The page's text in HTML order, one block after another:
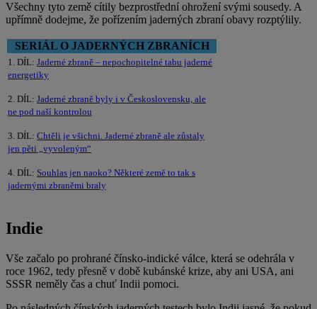
Všechny tyto země cítily bezprostřední ohrožení svými sousedy. A
upřímně dodejme, že pořízením jaderných zbraní obavy rozptýlily.
SERIÁL O JADERNÝCH ZBRANÍCH
1. DÍL: Jaderné zbraně – nepochopitelné tabu jaderné
energetiky
2. DÍL: Jaderné zbraně byly i v Československu, ale
ne pod naší kontrolou
3. DÍL: Chtěli je všichni. Jaderné zbraně ale zůstaly
jen pěti „vyvoleným“
4. DÍL: Souhlas jen naoko? Některé země to tak s
jadernými zbraněmi braly
Indie
Vše začalo po prohrané čínsko-indické válce, která se odehrála v
roce 1962, tedy přesně v době kubánské krize, aby ani USA, ani
SSSR neměly čas a chuť Indii pomoci.